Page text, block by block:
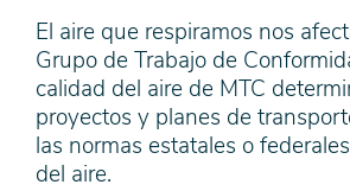
El aire que respiramos nos
Grupo de Trabajo de
calidad del aire de MTC
proyectos y planes de
las normas estatales o
del aire.